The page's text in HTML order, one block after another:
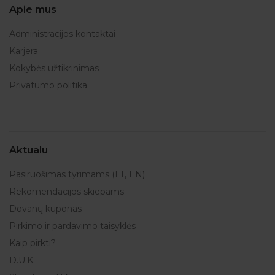
Apie mus
Administracijos kontaktai
Karjera
Kokybės užtikrinimas
Privatumo politika
Aktualu
Pasiruošimas tyrimams (LT, EN)
Rekomendacijos skiepams
Dovanų kuponas
Pirkimo ir pardavimo taisyklės
Kaip pirkti?
D.U.K.